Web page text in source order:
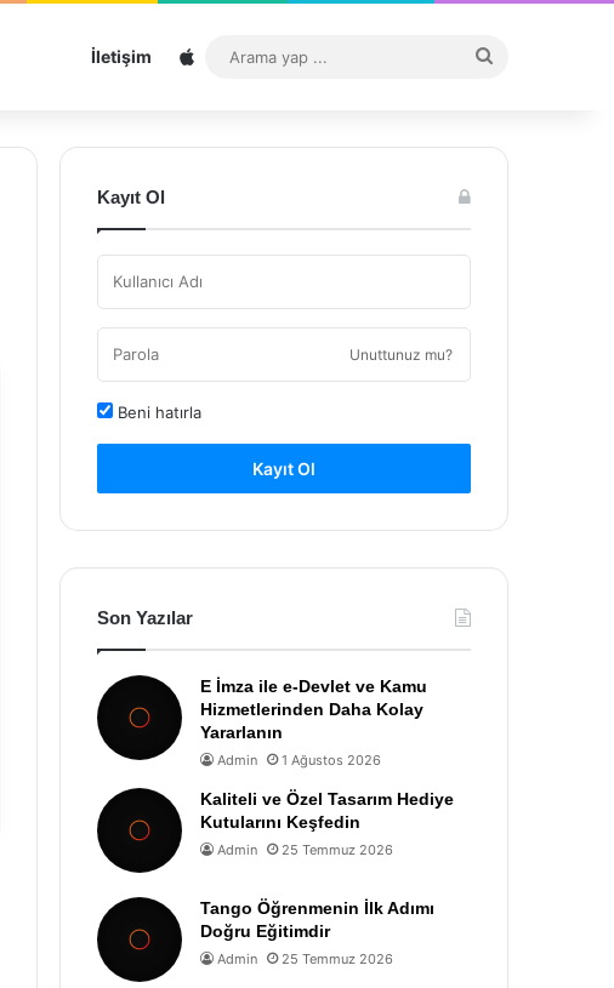
İletişim Sitemap
...
Kayıt Ol
Unuttunuz mu?
Beni hatırla
Kayıt Ol
Son Yazılar
E İmza ile e-Devlet ve Kamu
Hizmetlerinden Daha Kolay
Yararlanın
Admin 1 Ağustos 2026
Kaliteli ve Özel Tasarım Hediye
Kutularını Keşfedin
Admin 25 Temmuz 2026
Tango Öğrenmenin İlk Adımı
Doğru Eğitimdir
Admin 25 Temmuz 2026